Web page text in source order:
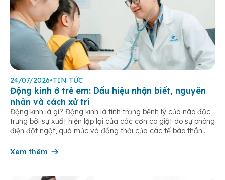
24/07/2026•TIN TỨC
Động kinh ở trẻ em: Dấu hiệu nhận biết, nguyên
nhân và cách xử trí
Động kinh là gì? Động kinh là tình trạng bệnh lý của não đặc
trưng bởi sự xuất hiện lặp lại của các cơn co giật do sự phóng
điện đột ngột, quá mức và đồng thời của các tế bào thần
Xem thêm